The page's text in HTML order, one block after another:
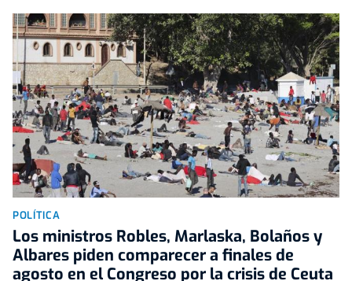
POLÍTICA
Los ministros Robles, Marlaska, Bolaños y
Albares piden comparecer a finales de
agosto en el Congreso por la crisis de Ceuta